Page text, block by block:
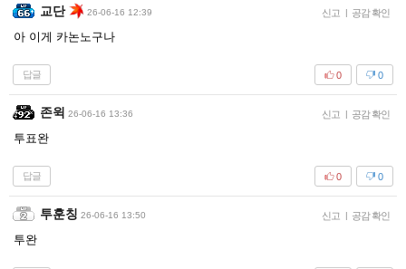
교단 26-06-16 12:39 신고 | 공감 확인
아 이게 카논노구나
답글 0
0
존윅 26-06-16 13:36 신고 | 공감 확인
투표완
답글 0
0
투훈칭 26-06-16 13:50 신고 | 공감 확인
투완